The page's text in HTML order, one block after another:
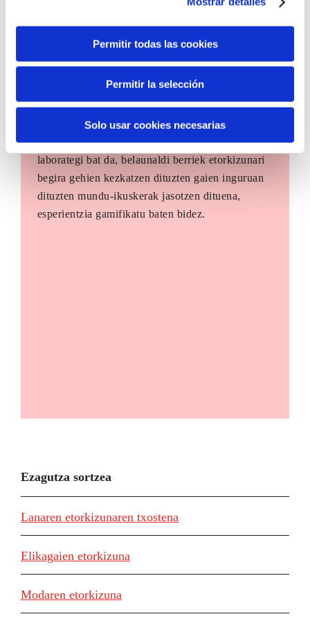
Permitir todas las cookies
Permitir la selección
Solo usar cookies necesarias
The Future Game
The Future Game gazteen parte-hartzerako
laborategi bat da, belaunaldi berriek etorkizunari
begira gehien kezkatzen dituzten gaien inguruan
dituzten mundu-ikuskerak jasotzen dituena,
esperientzia gamifikatu baten bidez.
Ezagutza sortzea
Lanaren etorkizunaren txostena
Elikagaien etorkizuna
Modaren etorkizuna